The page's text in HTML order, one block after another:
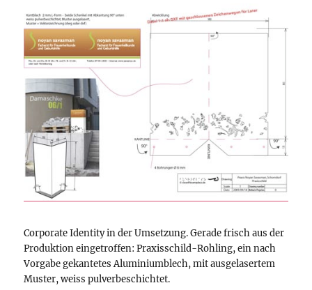
Corporate Identity in der Umsetzung. Gerade frisch aus der
Produktion eingetroffen: Praxisschild-Rohling, ein nach
Vorgabe gekantetes Aluminiumblech, mit ausgelasertem
Muster, weiss pulverbeschichtet.